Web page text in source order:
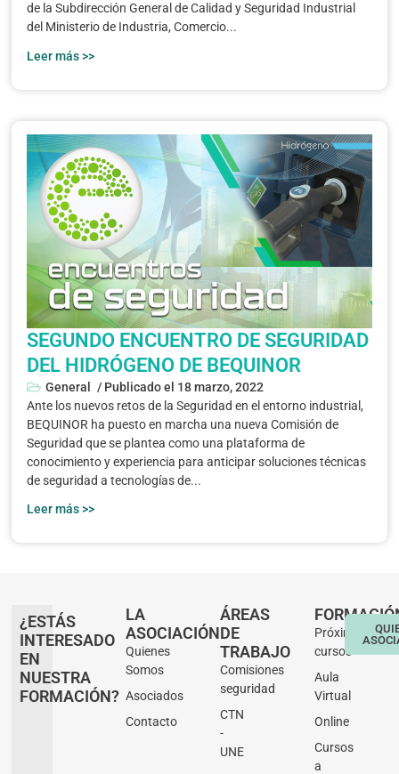
de la Subdirección General de Calidad y Seguridad Industrial
del Ministerio de Industria, Comercio...
Leer más >>
SEGUNDO ENCUENTRO DE SEGURIDAD
DEL HIDRÓGENO DE BEQUINOR
General / Publicado el 18 marzo, 2022
Ante los nuevos retos de la Seguridad en el entorno industrial,
BEQUINOR ha puesto en marcha una nueva Comisión de
Seguridad que se plantea como una plataforma de
conocimiento y experiencia para anticipar soluciones técnicas
de seguridad a tecnologías de...
Leer más >>
¿ESTÁS
INTERESADO
EN
NUESTRA
FORMACIÓN?
LA
ASOCIACIÓN
Quienes
Somos
Asociados
Contacto
ÁREAS
DE
TRABAJO
Comisiones
seguridad
CTN
-
UNE
Próximos
cursos
Aula
Virtual
Online
Cursos
a